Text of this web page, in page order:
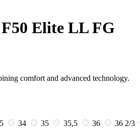
Elite LL FG
comfort and advanced technology.
34 35 35,5 36 36 2/3